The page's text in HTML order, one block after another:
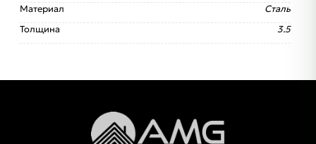
Материал
Сталь
Толщина
3.5